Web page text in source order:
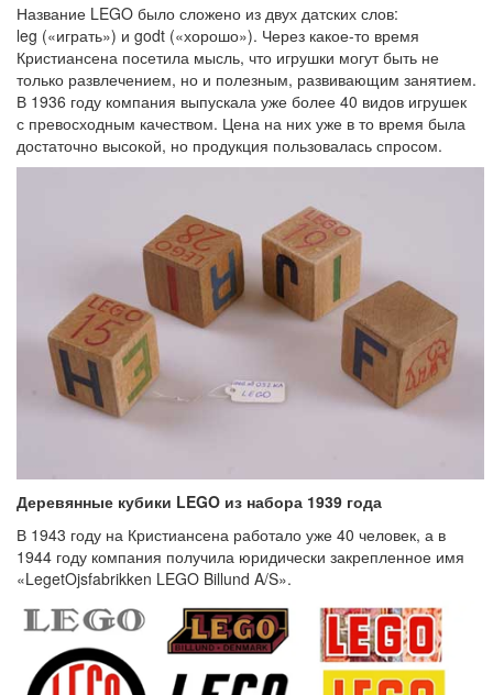
Название LEGO было сложено из двух датских слов:
leg («играть») и godt («хорошо»). Через какое-то время
Кристиансена посетила мысль, что игрушки могут быть не
только развлечением, но и полезным, развивающим занятием.
В 1936 году компания выпускала уже более 40 видов игрушек
с превосходным качеством. Цена на них уже в то время была
достаточно высокой, но продукция пользовалась спросом.
Деревянные кубики LEGO из набора 1939 года
В 1943 году на Кристиансена работало уже 40 человек, а в
1944 году компания получила юридически закрепленное имя
«LegetOjsfabrikken LEGO Billund A/S».